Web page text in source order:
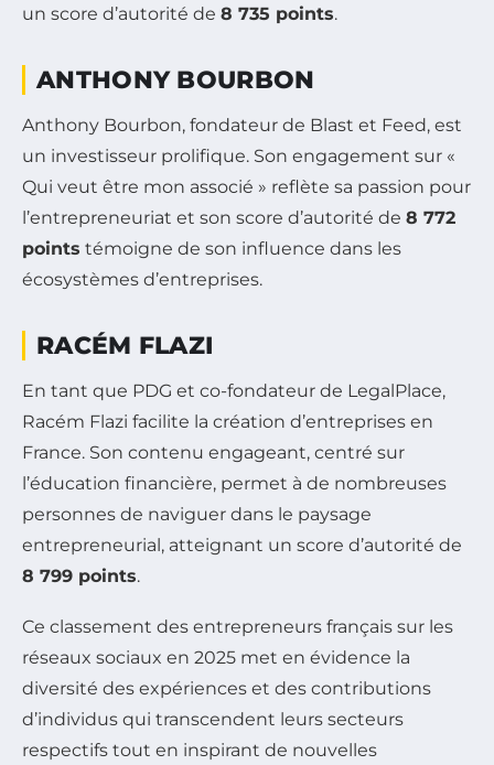
un score d’autorité de 8 735 points.
ANTHONY BOURBON
Anthony Bourbon, fondateur de Blast et Feed, est
un investisseur prolifique. Son engagement sur «
Qui veut être mon associé » reflète sa passion pour
l’entrepreneuriat et son score d’autorité de 8 772
points témoigne de son influence dans les
écosystèmes d’entreprises.
RACÉM FLAZI
En tant que PDG et co-fondateur de LegalPlace,
Racém Flazi facilite la création d’entreprises en
France. Son contenu engageant, centré sur
l’éducation financière, permet à de nombreuses
personnes de naviguer dans le paysage
entrepreneurial, atteignant un score d’autorité de
8 799 points.
Ce classement des entrepreneurs français sur les
réseaux sociaux en 2025 met en évidence la
diversité des expériences et des contributions
d’individus qui transcendent leurs secteurs
respectifs tout en inspirant de nouvelles